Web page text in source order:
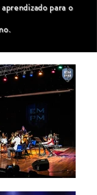
para o